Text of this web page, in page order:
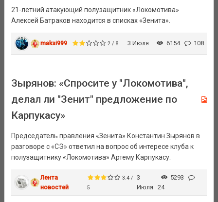
21-летний атакующий полузащитник «Локомотива»
Алексей Батраков находится в списках «Зенита».
maksi999 2 / 8 3 Июля 6154 108
Зырянов: «Спросите у "Локомотива",
делал ли "Зенит" предложение по
Карпукасу»
Председатель правления «Зенита» Константин Зырянов в
разговоре с «СЭ» ответил на вопрос об интересе клуба к
полузащитнику «Локомотива» Артему Карпукасу.
Лента
новостей
3.4 /
5
3
Июля
5293
24